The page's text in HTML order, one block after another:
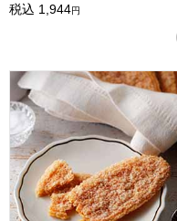
税込 1,944円
ホテルニューオータニ